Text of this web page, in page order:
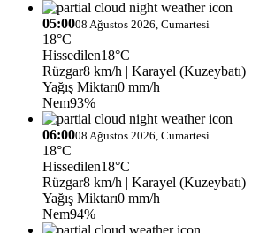
05:0008 Ağustos 2026, Cumartesi
18°C
Hissedilen18°C
Rüzgar8 km/h | Karayel (Kuzeybatı)
Yağış Miktarı0 mm/h
Nem93%
06:0008 Ağustos 2026, Cumartesi
18°C
Hissedilen18°C
Rüzgar8 km/h | Karayel (Kuzeybatı)
Yağış Miktarı0 mm/h
Nem94%